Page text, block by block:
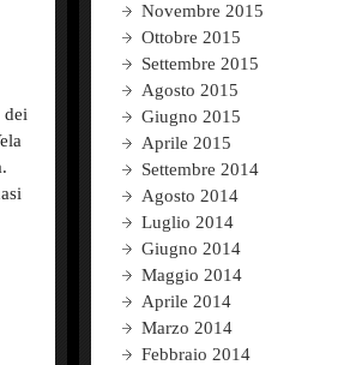
dei
Novembre 2015
Ottobre 2015
Settembre 2015
Agosto 2015
Giugno 2015
Aprile 2015
Settembre 2014
Agosto 2014
Luglio 2014
Giugno 2014
Maggio 2014
Aprile 2014
Marzo 2014
Febbraio 2014